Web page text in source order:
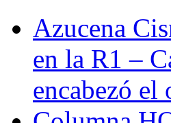
Azucena
en la R1 –
encabezó